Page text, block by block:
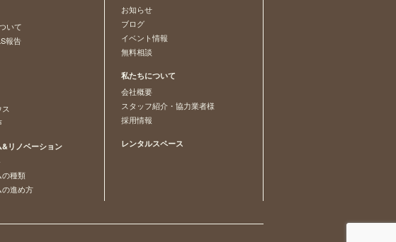
いて
報告
&リノベーション
の種類
の進め方
お知らせ
ブログ
イベント情報
無料相談
私たちについて
会社概要
スタッフ紹介・協力業者様
採用情報
レンタルスペース